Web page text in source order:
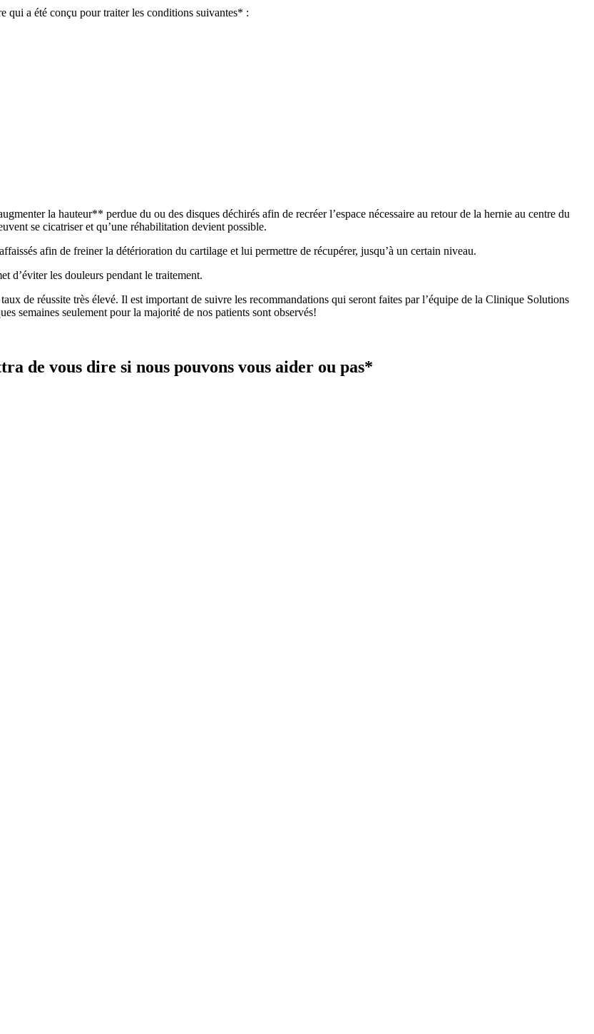
qui a été conçu pour traiter les conditions suivantes* :
la hauteur** perdue du ou des disques déchirés afin de recréer l’espace nécessaire au retour de la hernie au centre du
se cicatriser et qu’une réhabilitation devient possible.
afin de freiner la détérioration du cartilage et lui permettre de récupérer, jusqu’à un certain niveau.
d’éviter les douleurs pendant le traitement.
de réussite très élevé. Il est important de suivre les recommandations qui seront faites par l’équipe de la Clinique Solutions
semaines seulement pour la majorité de nos patients sont observés!
de vous dire si nous pouvons vous aider ou pas*